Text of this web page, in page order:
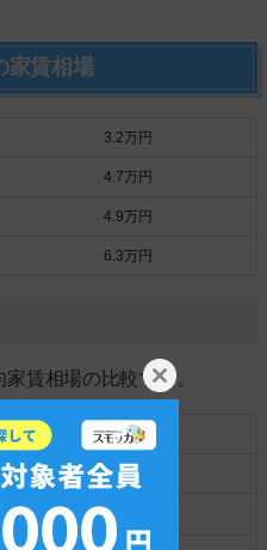
家賃相場
3.2万円
4.7万円
4.9万円
6.3万円
賃相場の比較です。
4.6万円
4.3万円
4.3万円